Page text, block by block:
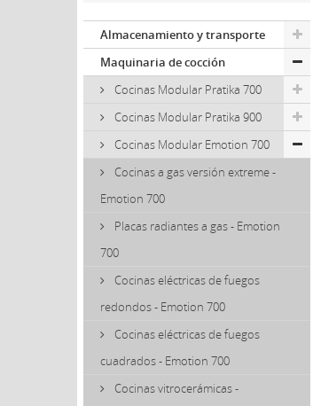
Almacenamiento y transporte
Maquinaria de cocción
Cocinas Modular Pratika 700
Cocinas Modular Pratika 900
Cocinas Modular Emotion 700
Cocinas a gas versión extreme -
Emotion 700
Placas radiantes a gas - Emotion
700
Cocinas eléctricas de fuegos
redondos - Emotion 700
Cocinas eléctricas de fuegos
cuadrados - Emotion 700
Cocinas vitrocerámicas -